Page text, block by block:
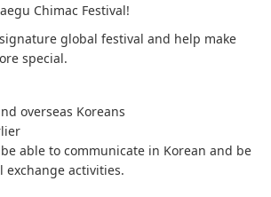
Chimac Festival!
signature global festival and help make
special.
overseas Koreans
able to communicate in Korean and be
activities.